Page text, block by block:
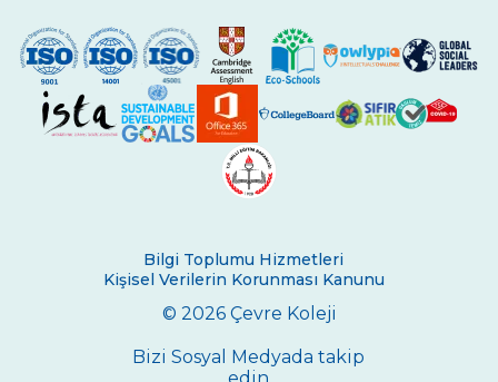
Çevre Dans Team
Bilgi Toplumu Hizmetleri
Kişisel Verilerin Korunması Kanunu
© 2026 Çevre Koleji
Bizi Sosyal Medyada takip